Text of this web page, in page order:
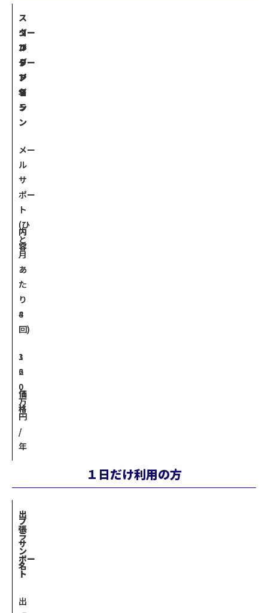
プ
ラ
ン
名
ス
タ
ン
ダー
ド
プ
ラ
ン
ゴー
ル
ド
プ
ラ
ン
内
容
メー
ル
サ
ポー
ト
(ひ
と
月
あ
た
り
4
回)
メー
ル
サ
ポー
ト
(ひ
と
月
あ
た
り
8
回)
価
格
1
6
0
万
円
/
年
3
2
0
万
円
/
年
１日だけ利用の方
プ
ラ
ン
名
出
張
サ
ポー
ト
出
出